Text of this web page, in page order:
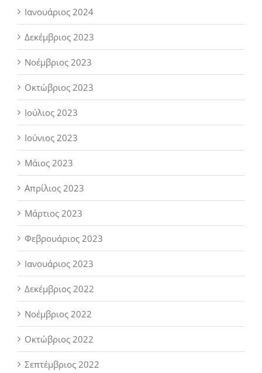
Ιανουάριος 2024
Δεκέμβριος 2023
Νοέμβριος 2023
Οκτώβριος 2023
Ιούλιος 2023
Ιούνιος 2023
Μάιος 2023
Απρίλιος 2023
Μάρτιος 2023
Φεβρουάριος 2023
Ιανουάριος 2023
Δεκέμβριος 2022
Νοέμβριος 2022
Οκτώβριος 2022
Σεπτέμβριος 2022